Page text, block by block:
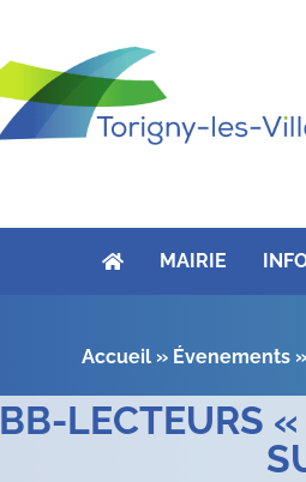
MAIRIE
Accueil» Évenements»
BB-LECTEURS